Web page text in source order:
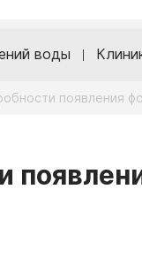
воды
появления